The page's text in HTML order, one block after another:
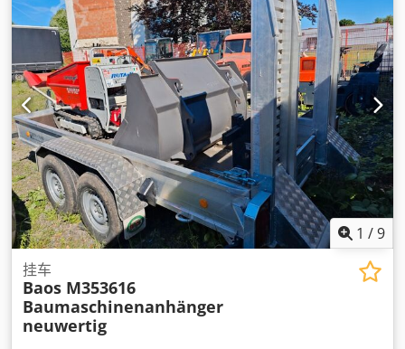
1 /9
挂车
Baos M353616
Baumaschinenanhänger
neuwertig